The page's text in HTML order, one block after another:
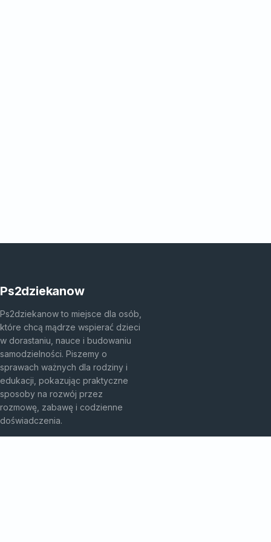
Ps2dziekanow
Ps2dziekanow to miejsce dla osób,
które chcą mądrze wspierać dzieci
w dorastaniu, nauce i budowaniu
samodzielności. Piszemy o
sprawach ważnych dla rodziny i
edukacji, pokazując praktyczne
sposoby na rozwój przez
rozmowę, zabawę i codzienne
doświadczenia.